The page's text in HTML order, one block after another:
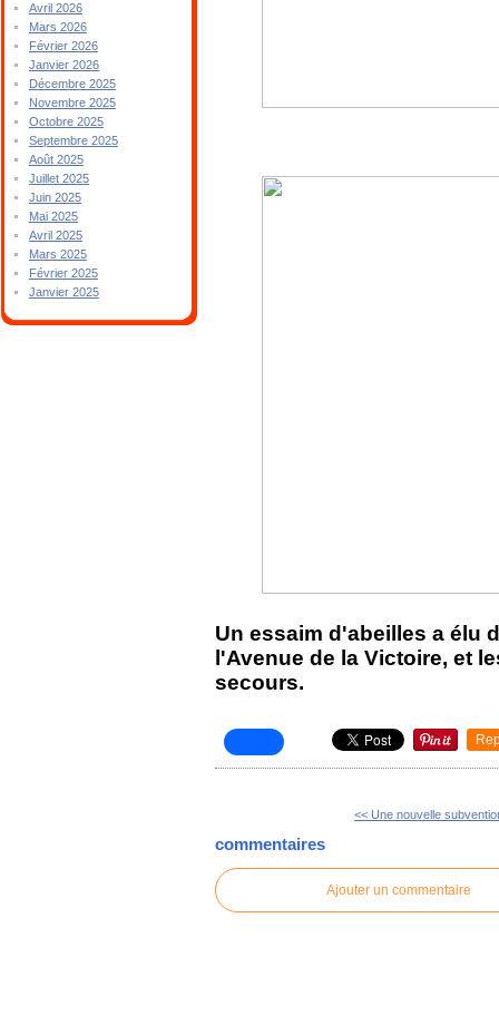
Avril 2026
Mars 2026
Février 2026
Janvier 2026
Décembre 2025
Novembre 2025
Octobre 2025
Septembre 2025
Août 2025
Juillet 2025
Juin 2025
Mai 2025
Avril 2025
Mars 2025
Février 2025
Janvier 2025
Un essaim d'abeilles a élu
l'Avenue de la Victoire, et
secours.
<< Une nouvelle
commentaires
Ajouter un commentaire